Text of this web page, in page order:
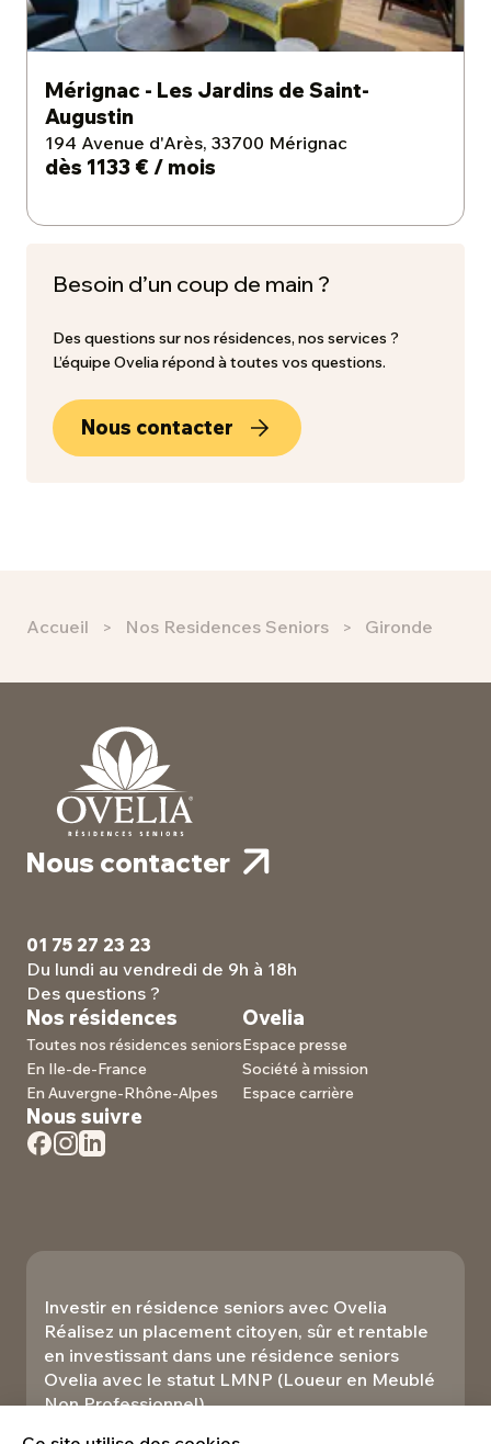
Mérignac - Les Jardins de Saint-
Augustin
194 Avenue d'Arès, 33700 Mérignac
dès 1133 € / mois
Besoin d’un coup de main ?
Des questions sur nos résidences, nos services ?
L’équipe Ovelia répond à toutes vos questions.
Nous contacter
Accueil Nos Residences Seniors Gironde
Nous contacter
01 75 27 23 23
Du lundi au vendredi de 9h à 18h
Des questions ?
Nos résidences
Toutes nos résidences seniors
En Ile-de-France
En Auvergne-Rhône-Alpes
Ovelia
Espace presse
Société à mission
Espace carrière
Nous suivre
Investir en résidence seniors avec Ovelia
Réalisez un placement citoyen, sûr et rentable
en investissant dans une résidence seniors
Ovelia avec le statut LMNP (Loueur en Meublé
Non Professionnel).​